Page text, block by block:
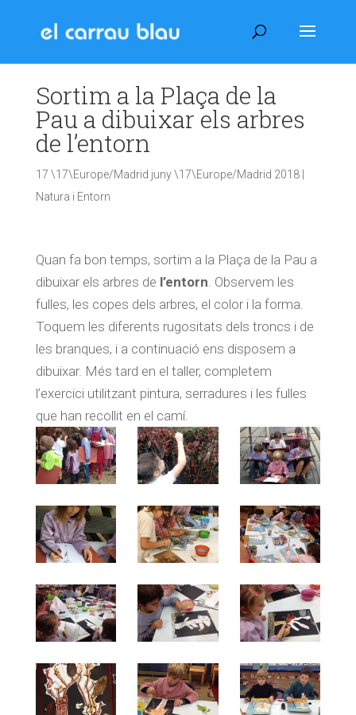
Sortim a la Plaça de la
Pau a dibuixar els arbres
de l’entorn
17 \17\Europe/Madrid juny \17\Europe/Madrid 2018|
Natura i Entorn
Quan fa bon temps, sortim a la Plaça de la Pau a
dibuixar els arbres de l’entorn. Observem les
fulles, les copes dels arbres, el color i la forma.
Toquem les diferents rugositats dels troncs i de
les branques, i a continuació ens disposem a
dibuixar. Més tard en el taller, completem
l’exercici utilitzant pintura, serradures i les fulles
que han recollit en el camí.